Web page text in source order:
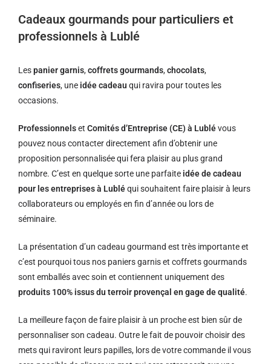
Cadeaux gourmands pour particuliers et
professionnels à Lublé
Lespanier garnis,coffrets gourmands,chocolats,
confiseries, une idée cadeau qui ravira pour toutes les
occasions.
Professionnelset Comités d’Entreprise (CE) à Lublévous
pouvez nous contacter directement afin d’obtenir une
proposition personnalisée qui fera plaisir au plus grand
nombre. C’est en quelque sorte une parfaite idée de cadeau
pour les entreprises à Lubléqui souhaitent faire plaisir à leurs
collaborateurs ou employés en fin d’année ou lors de
séminaire.
La présentation d’un cadeau gourmand est très importante et
c’est pourquoi tous nos paniers garnis et coffrets gourmands
sont emballés avec soin et contiennent uniquement des
produits 100% issus du terroir provençal en gage de qualité.
La meilleure façon de faire plaisir à un proche est bien sûr de
personnaliser son cadeau. Outre le fait de pouvoir choisir des
mets qui raviront leurs papilles, lors de votre commande il vous